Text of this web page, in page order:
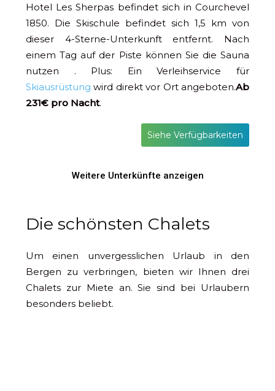
Hotel Les Sherpas befindet sich in Courchevel
1850. Die Skischule befindet sich 1,5 km von
dieser 4-Sterne-Unterkunft entfernt. Nach
einem Tag auf der Piste können Sie die Sauna
nutzen . Plus: Ein Verleihservice für
Skiausrüstung wird direkt vor Ort angeboten.Ab
231€ pro Nacht.
Siehe Verfügbarkeiten
Weitere Unterkünfte anzeigen
Die schönsten Chalets
Um einen unvergesslichen Urlaub in den
Bergen zu verbringen, bieten wir Ihnen drei
Chalets zur Miete an. Sie sind bei Urlaubern
besonders beliebt.